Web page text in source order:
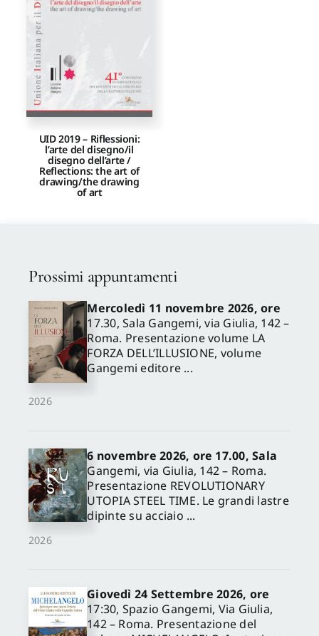
Proposte di pubblicazione
Gangemi Editore
UID 2019 – Riflessioni:
l’arte del disegno/il
disegno dell’arte /
Reflections: the art of
drawing/the drawing
of art
Prossimi appuntamenti
2026
Mercoledì 11 novembre 2026, ore
17.30, Sala Gangemi, via Giulia, 142 –
Roma. Presentazione volume LA
FORZA DELL’ILLUSIONE, volume
Gangemi editore ...
2026
6 novembre 2026, ore 17.00, Sala
Gangemi, via Giulia, 142 – Roma.
Presentazione REVOLUTIONARY
UTOPIA STEEL TIME. Le grandi lastre
dipinte su acciaio ...
Giovedì 24 Settembre 2026, ore
17:30, Spazio Gangemi, Via Giulia,
142 – Roma. Presentazione del